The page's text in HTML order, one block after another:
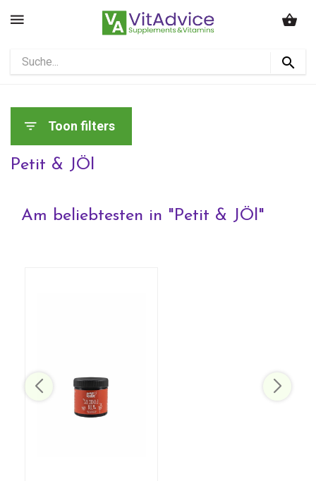
Toon filters
Petit & JÖl
Am beliebtesten in "Petit & JÖl"